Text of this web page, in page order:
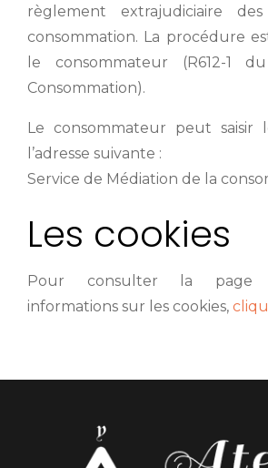
règlement extrajudiciaire
consommation. La procédure
le consommateur (R612-1
Consommation).
Le consommateur peut saisir
l’adresse suivante :
Service de Médiation de la
Les cookies
Pour consulter la page
informations sur les cookies,